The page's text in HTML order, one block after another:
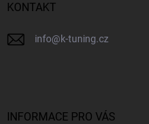
KONTAKT
info@k-tuning.cz
INFORMACE PRO VÁS